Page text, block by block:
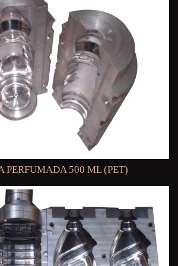
PERFUMADA 500 ML (PET)